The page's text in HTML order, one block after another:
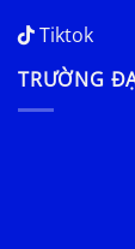
Tiktok
TRƯỜNG